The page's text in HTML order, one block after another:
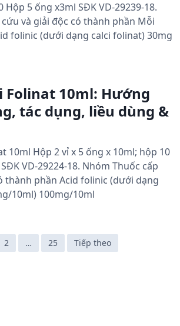
Hộp 5 ống x3ml SĐK VD-29239-18.
và giải độc có thành phần Mỗi
folinic (dưới dạng calci folinat) 30mg
Folinat 10ml: Hướng
tác dụng, liều dùng &
10ml Hộp 2 vỉ x 5 ống x 10ml; hộp 10
VD-29224-18. Nhóm Thuốc cấp
thành phần Acid folinic (dưới dạng
10ml) 100mg/10ml
2 … 25 Tiếp theo